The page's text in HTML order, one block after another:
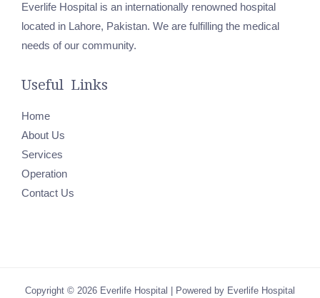
Everlife Hospital is an internationally renowned hospital
located in Lahore, Pakistan. We are fulfilling the medical
needs of our community.
Useful Links
Home
About Us
Services
Operation
Contact Us
Copyright © 2026 Everlife Hospital | Powered by Everlife Hospital